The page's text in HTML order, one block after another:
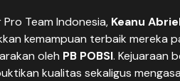
Team Indonesia, Keanu
kemampuan terbaik mereka
oleh PB POBSI. Kejuaraan
kualitas sekaligus